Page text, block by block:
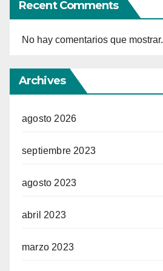
Recent Comments
No hay comentarios que mostrar.
Archives
agosto 2026
septiembre 2023
agosto 2023
abril 2023
marzo 2023